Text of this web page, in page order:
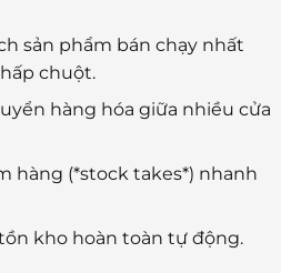
sản phẩm bán chạy nhất
chuột.
hàng hóa giữa nhiều cửa
hàng (*stock takes*) nhanh
kho hoàn toàn tự động.